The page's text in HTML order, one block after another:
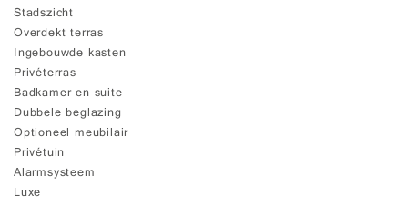
Stadszicht
Overdekt terras
Ingebouwde kasten
Privéterras
Badkamer en suite
Dubbele beglazing
Optioneel meubilair
Privétuin
Alarmsysteem
Luxe